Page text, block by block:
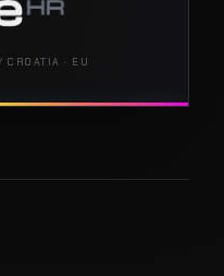
CROATIA · EU